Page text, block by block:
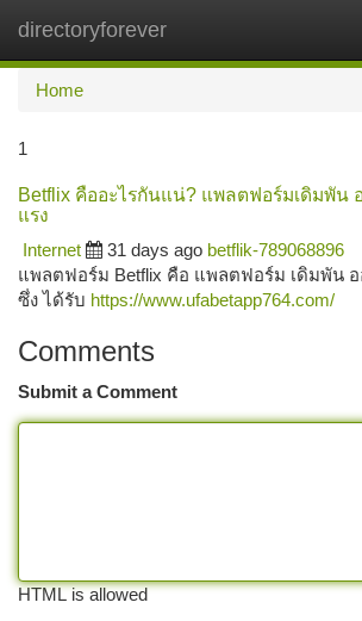
directoryforever
Home
1
Betflix คืออะไรกันแน่? แพลตฟอร์มเดิมพัน
แรง
Internet
31 days ago betflik-789068896
แพลตฟอร์ม Betflix คือ แพลตฟอร์ม เดิมพัน
ซึ่ง ได้รับ https://www.ufabetapp764.com/
Comments
Submit a Comment
HTML is allowed